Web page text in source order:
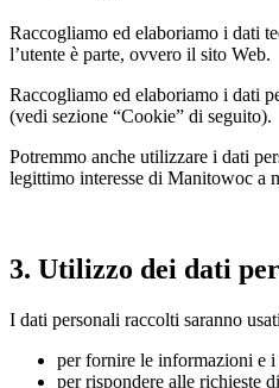
Raccogliamo ed elaboriamo i dati
l’utente è parte, ovvero il sito Web.
Raccogliamo ed elaboriamo i dati
(vedi sezione “Cookie” di seguito).
Potremmo anche utilizzare i dati
legittimo interesse di Manitowoc a
3. Utilizzo dei dati
I dati personali raccolti saranno
per fornire le informazioni e i
per rispondere alle richieste